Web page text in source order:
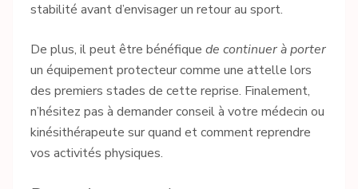
stabilité avant d’envisager un retour au sport.
De plus, il peut être bénéfique de continuer à porter
un équipement protecteur comme une attelle lors
des premiers stades de cette reprise. Finalement,
n’hésitez pas à demander conseil à votre médecin ou
kinésithérapeute sur quand et comment reprendre
vos activités physiques.